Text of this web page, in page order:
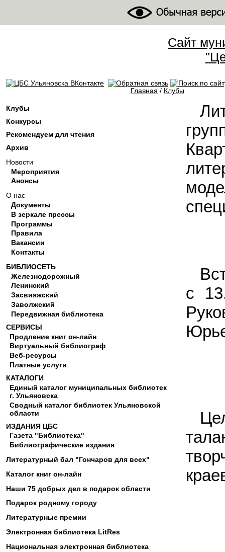
Сайт
Главная / Клубы
Клубы
Конкурсы
Рекомендуем для чтения
Архив
Новости
Мероприятия
Анонсы
О нас
Документы
В зеркале прессы
Программы
Правила
Вакансии
Контакты
БИБЛИОСЕТЬ
Железнодорожный
Ленинский
Засвияжский
Заволжский
Передвижная библиотека
СЕРВИСЫ
Продление книг он-лайн
Виртуальный библиограф
Веб-ресурсы
Платные услуги
КАТАЛОГИ
Единый каталог муниципальных библиотек
г. Ульяновска
Сводный каталог библиотек Ульяновской
области
ИЗДАНИЯ ЦБС
Газета "Библиотека"
Библиографические издания
Литературный бал "Гончаров для всех"
Каталог книг он-лайн
Наши 75 добрых дел в подарок области
Подарок родному городу
Литературные премии
Электронная библиотека LitRes
Национальная электронная библиотека
с